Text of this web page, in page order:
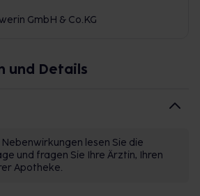
GmbH & Co.KG
und Details
Nebenwirkungen lesen Sie die
und fragen Sie Ihre Ärztin, Ihren
Apotheke.